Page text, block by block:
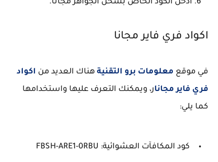
أدخل الكود الخاص بشحن الجواهر مجانًا.
اكواد فري فاير مجانا
في موقع معلومات برو التقنية هناك العديد من اكواد
فري فاير مجانار، ويمكنك التعرف عليها واستخدامها
كما يلي:
كود المكافآت العشوائية: FBSH-ARE1-0RBU